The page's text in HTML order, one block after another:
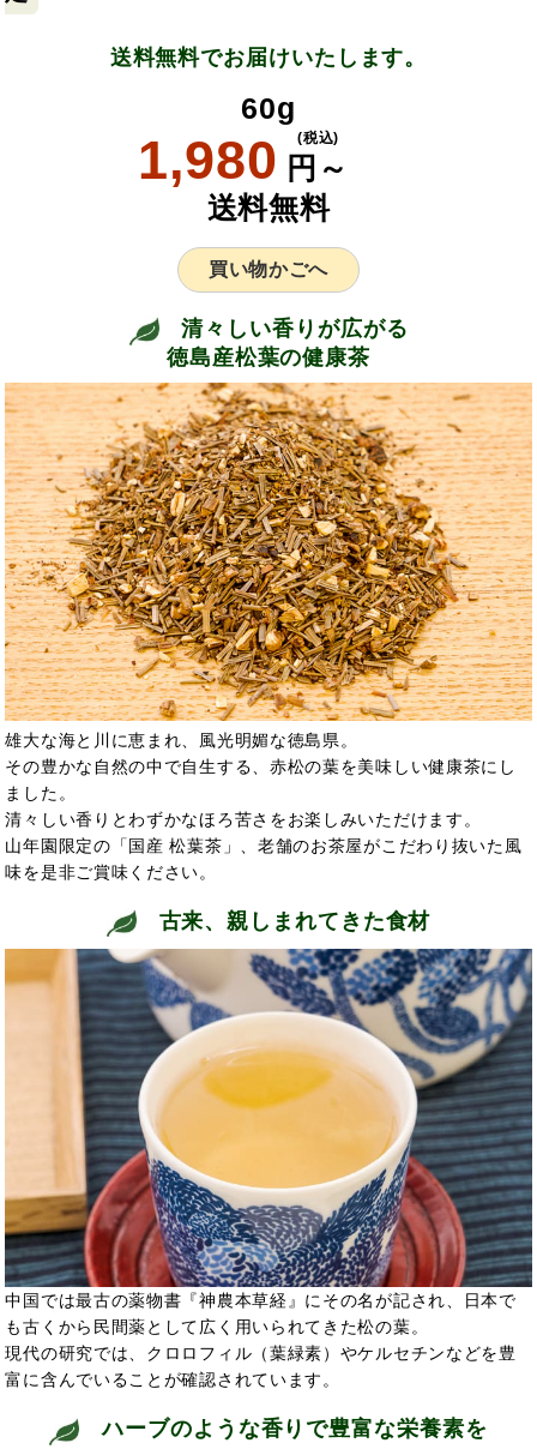
送料無料でお届けいたします。
60g
1,980 円～
(税込)
送料無料
買い物かごへ
清々しい香りが広がる
徳島産松葉の健康茶
雄大な海と川に恵まれ、風光明媚な徳島県。
その豊かな自然の中で自生する、赤松の葉を美味しい健康茶にし
ました。
清々しい香りとわずかなほろ苦さをお楽しみいただけます。
山年園限定の「国産 松葉茶」、老舗のお茶屋がこだわり抜いた風
味を是非ご賞味ください。
古来、親しまれてきた食材
中国では最古の薬物書『神農本草経』にその名が記され、日本で
も古くから民間薬として広く用いられてきた松の葉。
現代の研究では、クロロフィル（葉緑素）やケルセチンなどを豊
富に含んでいることが確認されています。
ハーブのような香りで豊富な栄養素を